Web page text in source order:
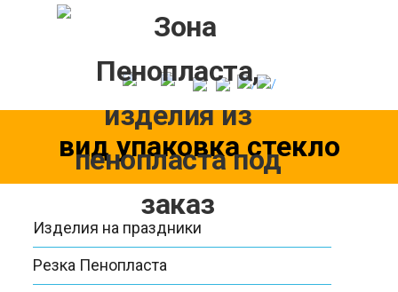
вид упаковка стекло
Изделия на праздники
Резка Пенопласта